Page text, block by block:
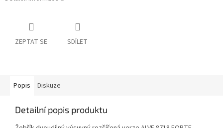
ZEPTAT SE SDÍLET
Popis Diskuze
Detailní popis produktu